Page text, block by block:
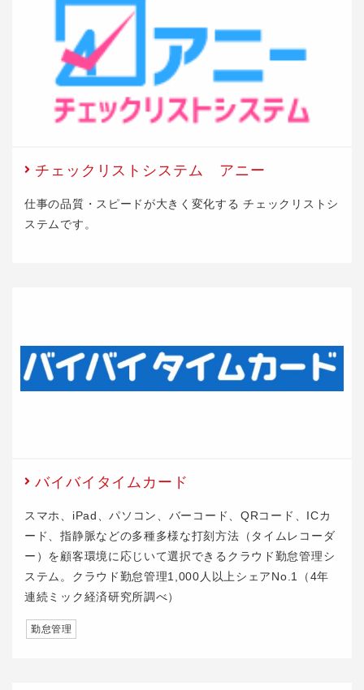
チェックリストシステム アニー
仕事の品質・スピードが大きく変化する チェックリストシ
ステムです。
バイバイタイムカード
スマホ、iPad、パソコン、バーコード、QRコード、ICカ
ード、指静脈などの多種多様な打刻方法（タイムレコーダ
ー）を顧客環境に応じいて選択できるクラウド勤怠管理シ
ステム。クラウド勤怠管理1,000人以上シェアNo.1（4年
連続ミック経済研究所調べ）
勤怠管理